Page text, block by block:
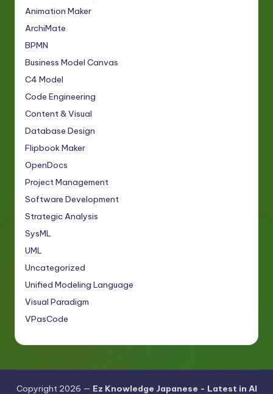
Animation Maker
ArchiMate
BPMN
Business Model Canvas
C4 Model
Code Engineering
Content & Visual
Database Design
Flipbook Maker
OpenDocs
Project Management
Software Development
Strategic Analysis
SysML
UML
Uncategorized
Unified Modeling Language
Visual Paradigm
VPasCode
Copyright 2026 — Ez Knowledge Japanese - Latest in AI